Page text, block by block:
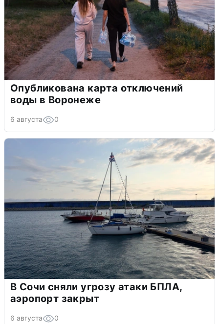
Опубликована карта отключений
воды в Воронеже
6 августа 0
В Сочи сняли угрозу атаки БПЛА,
аэропорт закрыт
6 августа 0